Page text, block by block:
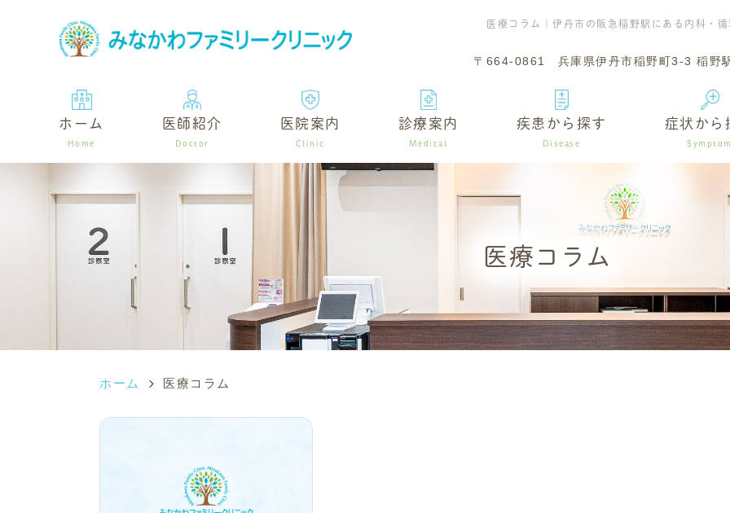
医療コラム｜伊丹市の阪急稲野駅にある内科・
〒664-0861 兵庫県伊丹市稲野町3-3 稲野
ホーム
Home
医師紹介
Doctor
医院案内
Clinic
診療案内
Medical
疾患から探す
Disease
症状から
医療コラム
ホーム 医療コラム